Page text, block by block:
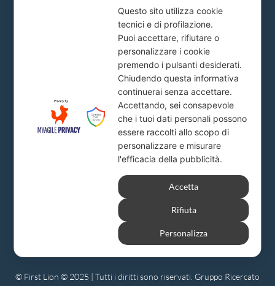
Via A. Solari, 19
info@firstlion.it
© First Lion © 2025 | Tutti i diritti sono riservati. Gruppo Ricercato
Questo sito utilizza cookie
tecnici e di profilazione.
Puoi accettare, rifiutare o
personalizzare i cookie
premendo i pulsanti desiderati.
Chiudendo questa informativa
continuerai senza accettare.
Accettando, sei consapevole
che i tuoi dati personali possono
essere raccolti allo scopo di
personalizzare e misurare
l'efficacia della pubblicità.
Accetta
Rifiuta
Personalizza